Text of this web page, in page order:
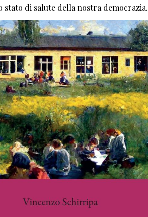
di salute della nostra democrazia.